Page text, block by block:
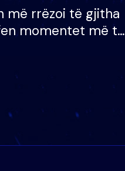
më rrëzoi të gjitha
momentet më të